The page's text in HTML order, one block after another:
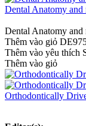
Dental Anatomy
Dental Anatomy
Thêm vào giỏ
Thêm vào yêu thích
Thêm vào giỏ
Orthodontically